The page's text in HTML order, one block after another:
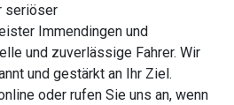
seriöser
Immendingen und
und zuverlässige Fahrer. Wir
und gestärkt an Ihr Ziel.
oder rufen Sie uns an, wenn